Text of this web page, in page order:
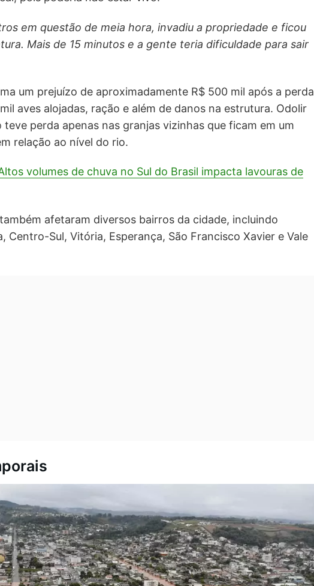
em questão de meia hora, invadiu a propriedade e ficou
Mais de 15 minutos e a gente teria dificuldade para sair
um prejuízo de aproximadamente R$ 500 mil após a perda
aves alojadas, ração e além de danos na estrutura. Odolir
teve perda apenas nas granjas vizinhas que ficam em um
relação ao nível do rio.
volumes de chuva no Sul do Brasil impacta lavouras de
afetaram diversos bairros da cidade, incluindo
Centro-Sul, Vitória, Esperança, São Francisco Xavier e Vale